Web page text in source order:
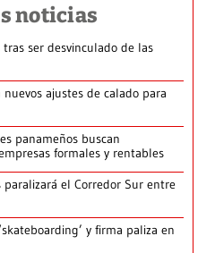
noticias
ser desvinculado de las
ajustes de calado para
panameños buscan
formales y rentables
el Corredor Sur entre
y firma paliza en